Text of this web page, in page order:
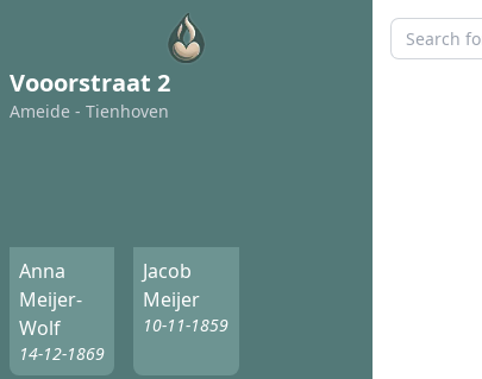
Vooorstraat 2
Ameide - Tienhoven
Anna
Meijer-
Wolf
14-12-1869
Jacob
Meijer
10-11-1859